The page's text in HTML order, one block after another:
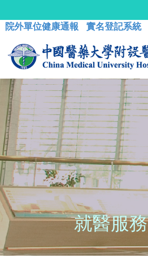
院外單位健康通報 實名登記系統
就醫服務